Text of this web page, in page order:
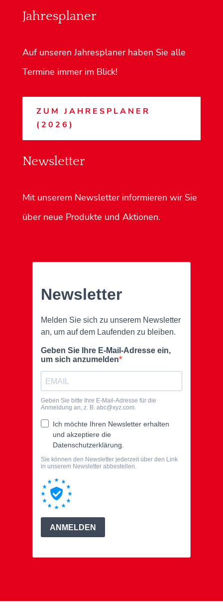
Jahresplaner
Auf unseren Jahresplaner haben Sie alle
Termine immer im Blick!
ZUM JAHRESPLANER
(2026)
Newsletter
Mit unserem Newsletter informieren wir Sie
über neue Produkte und Aktionen.